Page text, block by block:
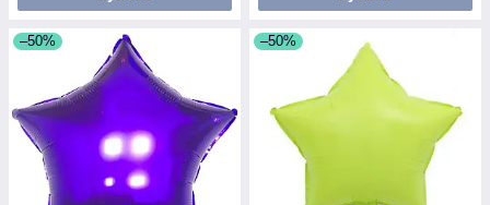
–50% –50%